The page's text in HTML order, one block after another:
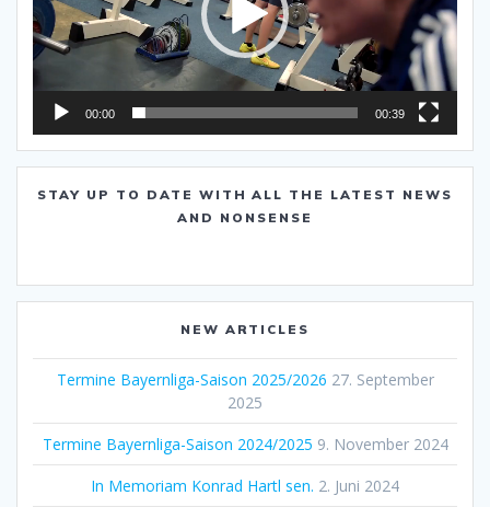
00:00 00:39
STAY UP TO DATE WITH ALL THE LATEST NEWS
AND NONSENSE
NEW ARTICLES
Termine Bayernliga-Saison 2025/2026 27. September
2025
Termine Bayernliga-Saison 2024/2025 9. November 2024
In Memoriam Konrad Hartl sen. 2. Juni 2024